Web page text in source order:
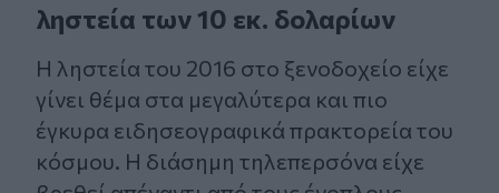
ληστεία των 10 εκ. δολαρίων
Η ληστεία του 2016 στο ξενοδοχείο είχε
γίνει θέμα στα μεγαλύτερα και πιο
έγκυρα ειδησεογραφικά πρακτορεία του
κόσμου. Η διάσημη τηλεπερσόνα είχε